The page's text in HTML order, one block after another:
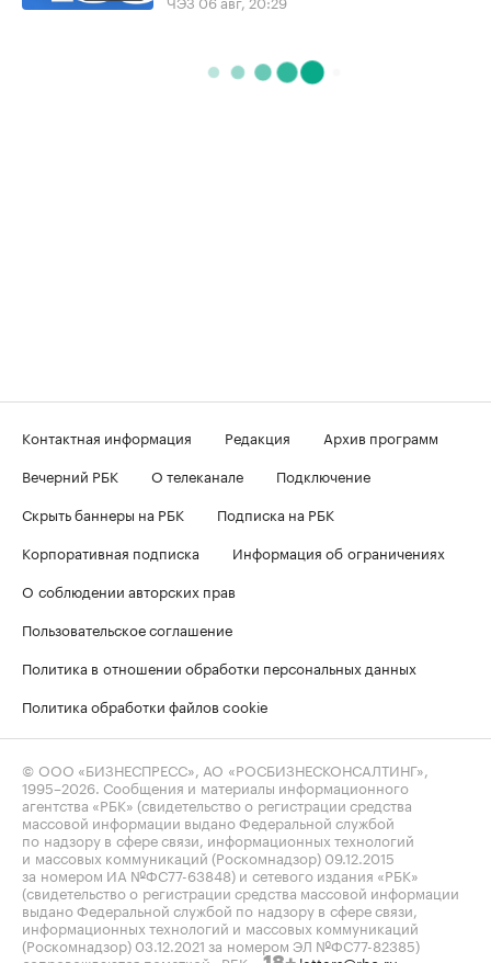
Контактная информация Редакция
Архив программ
Вечерний РБК
О телеканале
Подключение
Скрыть баннеры на РБК
Подписка на РБК
Корпоративная подписка
Информация об ограничениях
О соблюдении авторских прав
Пользовательское соглашение
Политика в отношении обработки персональных данных
Политика обработки файлов cookie
© ООО «БИЗНЕСПРЕСС», АО «РОСБИЗНЕСКОНСАЛТИНГ»,
1995–2026 . Сообщения и материалы информационного
агентства «РБК» (свидетельство о регистрации средства
массовой информации выдано Федеральной службой
по надзору в сфере связи, информационных технологий
и массовых коммуникаций (Роскомнадзор) 09.12.2015
за номером ИА №ФС77-63848) и сетевого издания «РБК»
(свидетельство о регистрации средства массовой информации
выдано Федеральной службой по надзору в сфере связи,
информационных технологий и массовых коммуникаций
(Роскомнадзор) 03.12.2021 за номером ЭЛ №ФС77-82385)